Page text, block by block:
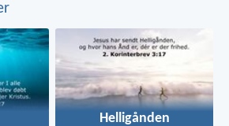
Helligånden